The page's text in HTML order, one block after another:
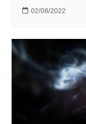
02/08/2022